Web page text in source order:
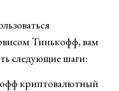
Тинькофф, вам
следующие шаги:
криптовалютный